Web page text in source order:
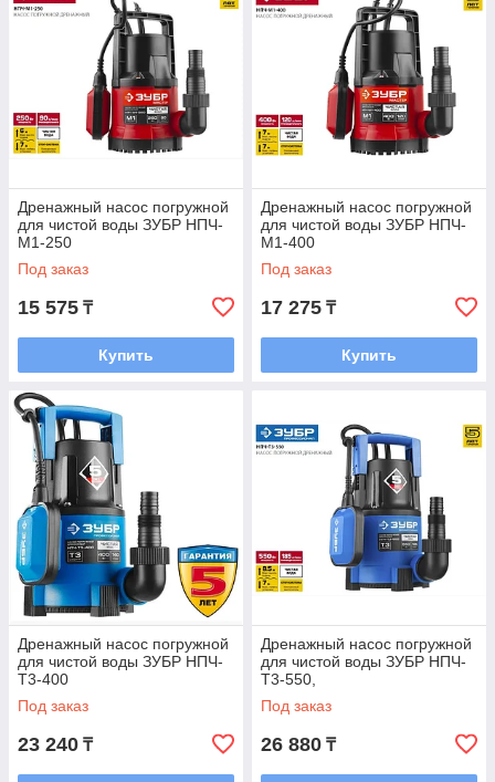
Дренажный насос погружной
для чистой воды ЗУБР НПЧ-
М1-250
Под заказ
15 575 ₸
Купить
Дренажный насос погружной
для чистой воды ЗУБР НПЧ-
М1-400
Под заказ
17 275 ₸
Купить
Дренажный насос погружной
для чистой воды ЗУБР НПЧ-
Т3-400
Под заказ
23 240 ₸
Дренажный насос погружной
для чистой воды ЗУБР НПЧ-
Т3-550,
Под заказ
26 880 ₸